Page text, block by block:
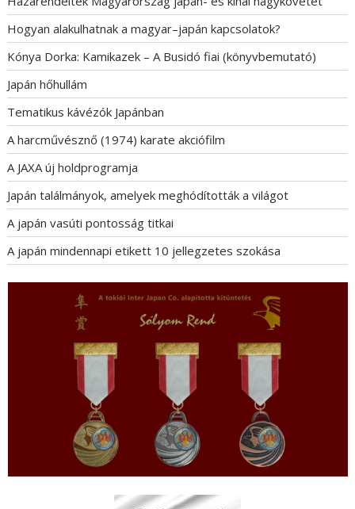
Hogyan alakulhatnak a magyar–japán kapcsolatok?
Kónya Dorka: Kamikazek – A Busidó fiai (könyvbemutató)
Japán hőhullám
Tematikus kávézók Japánban
A harcművésznő (1974) karate akciófilm
A JAXA új holdprogramja
Japán találmányok, amelyek meghódították a világot
A japán vasúti pontosság titkai
A japán mindennapi etikett 10 jellegzetes szokása